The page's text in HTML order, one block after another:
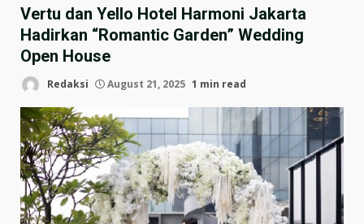
Vertu dan Yello Hotel Harmoni Jakarta
Hadirkan “Romantic Garden” Wedding
Open House
Redaksi August 21, 2025 1 min read